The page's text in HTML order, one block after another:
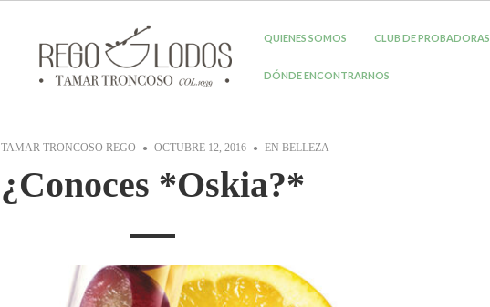
QUIENES SOMOS CLUB DE PROBADORAS
DÓNDE ENCONTRARNOS
TAMAR TRONCOSO REGO OCTUBRE 12, 2016 EN BELLEZA
¿Conoces *Oskia?*